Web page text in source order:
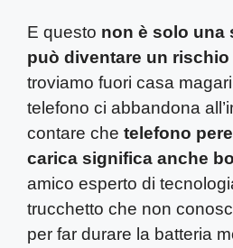
E questo non è solo una
può diventare un rischio
troviamo fuori casa
telefono ci abbandona
contare che telefono
carica significa anche
amico esperto di
trucchetto che non
per far durare la batteria